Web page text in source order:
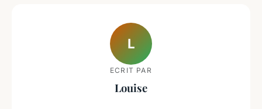
L
ECRIT PAR
Louise